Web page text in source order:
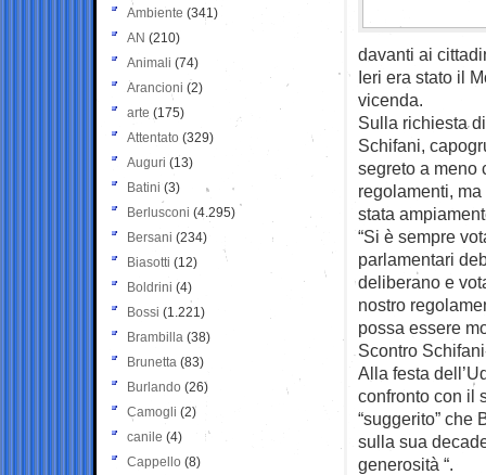
davanti ai
Ieri era stato il
vicenda.
Sulla richiesta
Schifani,
segreto a meno
regolamenti,
stata
“Si è sempre
parlamentari
deliberano e
nostro
possa essere
Scontro
Alla festa
confronto con il
“suggerito” che
sulla sua
generosità “.
Ambiente (341)
AN (210)
Animali (74)
Arancioni (2)
arte (175)
Attentato (329)
Auguri (13)
Batini (3)
Berlusconi (4.295)
Bersani (234)
Biasotti (12)
Boldrini (4)
Bossi (1.221)
Brambilla (38)
Brunetta (83)
Burlando (26)
Camogli (2)
canile (4)
Cappello (8)